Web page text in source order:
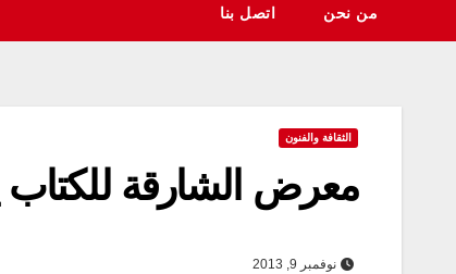
من نحن اتصل بنا
الثقافة والفنون
معرض الشارقة للكتاب
نوفمبر 9, 2013